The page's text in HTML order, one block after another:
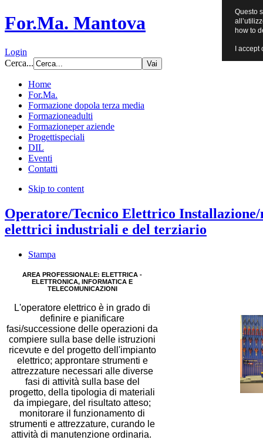
For.Ma. Mantova
Login
Cerca...
Home
For.Ma.
Formazione dopola terza media
Formazioneadulti
Formazioneper aziende
Progettispeciali
DIL
Eventi
Contatti
Skip to content
Operatore/Tecnico Elettrico
elettrici industriali e del terziario
Stampa
AREA PROFESSIONALE: ELETTRICA -
ELETTRONICA, INFORMATICA E
TELECOMUNICAZIONI
L'operatore elettrico è in grado di
definire e pianificare
fasi/successione delle operazioni da
compiere sulla base delle istruzioni
ricevute e del progetto dell'impianto
elettrico; approntare strumenti e
attrezzature necessari alle diverse
fasi di attività sulla base del
progetto, della tipologia di materiali
da impiegare, del risultato atteso;
monitorare il funzionamento di
strumenti e attrezzature, curando le
attività di manutenzione ordinaria.
Questo
how to
I